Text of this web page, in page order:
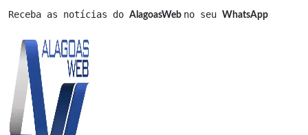
Receba as notícias do AlagoasWeb no seu WhatsApp